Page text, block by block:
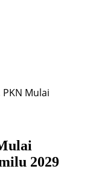
Mulai
2029